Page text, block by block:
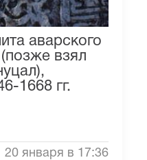
аварского
взял
1668 гг.
20 января в 17:36